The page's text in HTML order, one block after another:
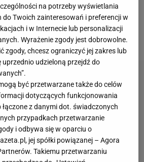
uwzględniającą pięć
byłaby na ostatnim
na potrzeby wyświetlania
Twoich zainteresowań i preferencji w
i w Internecie lub personalizacji
Wyrażenie zgody jest dobrowolne.
zgody, chcesz ograniczyć jej zakres lub
udzieloną przejdź do
być przetwarzane także do celów
dotyczących funkcjonowania
z danymi dot. świadczonych
przypadkach przetwarzanie
i odbywa się w oparciu o
jej spółki powiązanej – Agora
Takiemu przetwarzaniu